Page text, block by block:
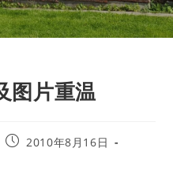
图片重温
Post2010年8月16日